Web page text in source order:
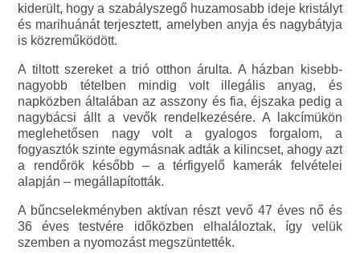
kiderült, hogy a szabályszegő huzamosabb ideje kristályt
és marihuánát terjesztett, amelyben anyja és nagybátyja
is közreműködött.
A tiltott szereket a trió otthon árulta. A házban kisebb-
nagyobb tételben mindig volt illegális anyag, és
napközben általában az asszony és fia, éjszaka pedig a
nagybácsi állt a vevők rendelkezésére. A lakcímükön
meglehetősen nagy volt a gyalogos forgalom, a
fogyasztók szinte egymásnak adták a kilincset, ahogy azt
a rendőrök később – a térfigyelő kamerák felvételei
alapján – megállapították.
A bűncselekményben aktívan részt vevő 47 éves nő és
36 éves testvére időközben elhaláloztak, így velük
szemben a nyomozást megszüntették.